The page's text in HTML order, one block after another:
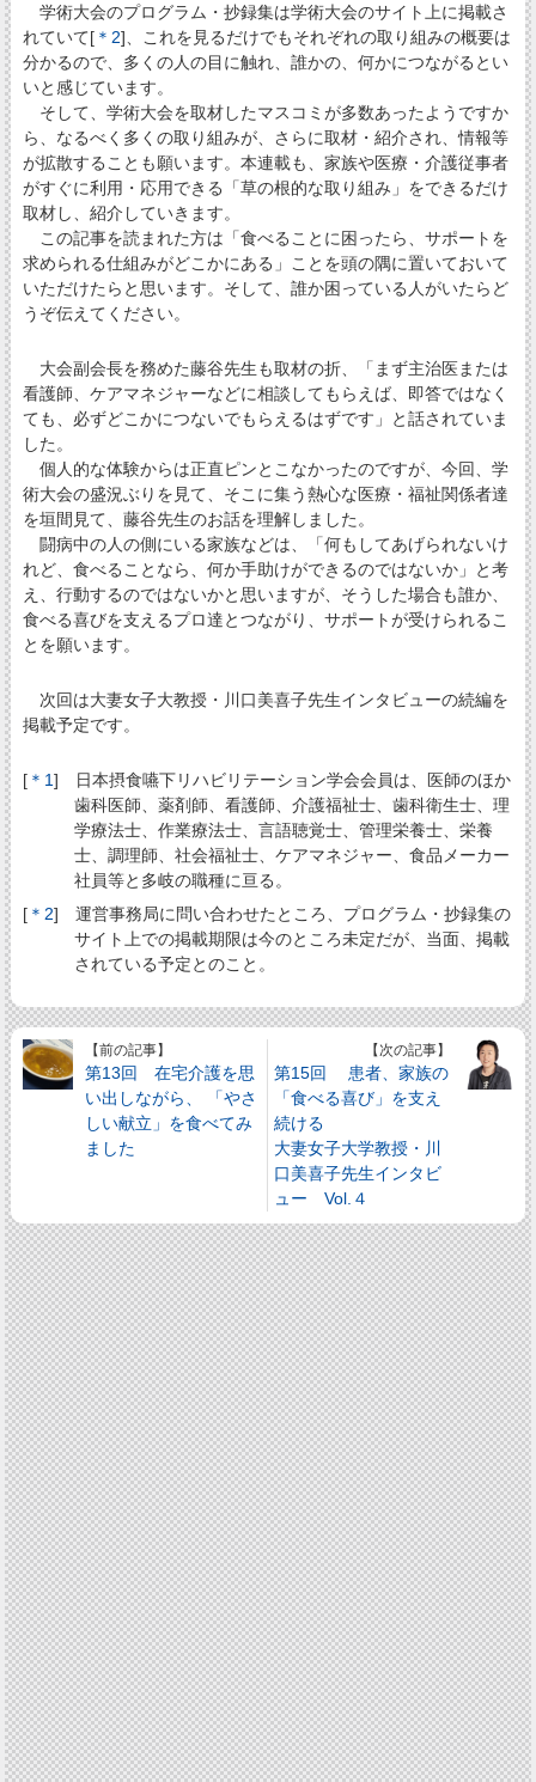
学術大会のプログラム・抄録集は学術大会のサイト上に掲載さ
れていて[＊2]、これを見るだけでもそれぞれの取り組みの概要は
分かるので、多くの人の目に触れ、誰かの、何かにつながるとい
いと感じています。
そして、学術大会を取材したマスコミが多数あったようですか
ら、なるべく多くの取り組みが、さらに取材・紹介され、情報等
が拡散することも願います。本連載も、家族や医療・介護従事者
がすぐに利用・応用できる「草の根的な取り組み」をできるだけ
取材し、紹介していきます。
この記事を読まれた方は「食べることに困ったら、サポートを
求められる仕組みがどこかにある」ことを頭の隅に置いておいて
いただけたらと思います。そして、誰か困っている人がいたらど
うぞ伝えてください。
大会副会長を務めた藤谷先生も取材の折、「まず主治医または
看護師、ケアマネジャーなどに相談してもらえば、即答ではなく
ても、必ずどこかにつないでもらえるはずです」と話されていま
した。
個人的な体験からは正直ピンとこなかったのですが、今回、学
術大会の盛況ぶりを見て、そこに集う熱心な医療・福祉関係者達
を垣間見て、藤谷先生のお話を理解しました。
闘病中の人の側にいる家族などは、「何もしてあげられないけ
れど、食べることなら、何か手助けができるのではないか」と考
え、行動するのではないかと思いますが、そうした場合も誰か、
食べる喜びを支えるプロ達とつながり、サポートが受けられるこ
とを願います。
次回は大妻女子大教授・川口美喜子先生インタビューの続編を
掲載予定です。
[＊1] 日本摂食嚥下リハビリテーション学会会員は、医師のほか
歯科医師、薬剤師、看護師、介護福祉士、歯科衛生士、理
学療法士、作業療法士、言語聴覚士、管理栄養士、栄養
士、調理師、社会福祉士、ケアマネジャー、食品メーカー
社員等と多岐の職種に亘る。
[＊2] 運営事務局に問い合わせたところ、プログラム・抄録集の
サイト上での掲載期限は今のところ未定だが、当面、掲載
されている予定とのこと。
【前の記事】
第13回 在宅介護を思
い出しながら、 「やさ
しい献立」を食べてみ
ました
【次の記事】
第15回 患者、家族の
「食べる喜び」を支え
続ける
大妻女子大学教授・川
口美喜子先生インタビ
ュー Vol.４